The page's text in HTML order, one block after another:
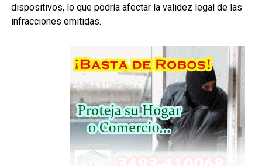
Como consecuencia, la restricción quedó sin efecto para
El aporte solidario seguirá vigente
por ahora
En un segundo expediente, promovido por una docente
jubilada de apellidoLisi, la Corte analizó losaportes
extraordinariosestablecidos por laLey 14.283, que
dispositivos, lo que podría afectar la validez legal de las
infracciones emitidas.